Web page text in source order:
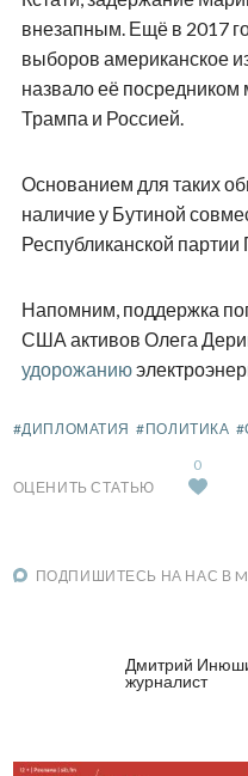
внезапным. Ещё в 2017
выборов американское
назвало её
Трампа и Россией.
Основанием для таких
наличие у Бутиной
Республиканской
Напомним, поддержка
США активов Олега
удорожанию
#ДИПЛОМАТИЯ #ПОЛИТИКА
ОЦЕНИТЬ СТАТЬЮ
0
ПОДПИШИТЕСЬ НА НАС В
Дмитрий
журналист